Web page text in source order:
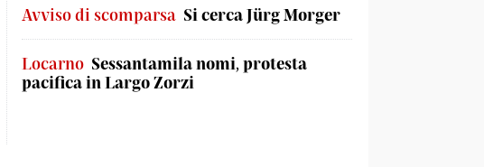
Avviso di scomparsa Si cerca Jürg Morger
Locarno Sessantamila nomi, protesta
pacifica in Largo Zorzi